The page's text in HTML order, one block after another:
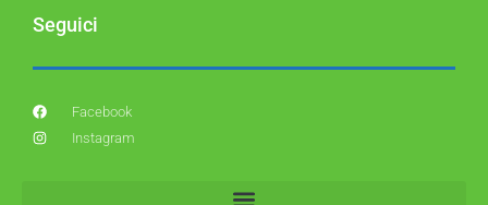
Seguici
Facebook
Instagram